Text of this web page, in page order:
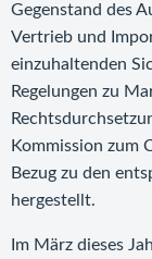
Gegenstand des
Vertrieb und
einzuhaltenden
Regelungen zu
Kommission zum
Bezug zu den
hergestellt.
Im März dieses